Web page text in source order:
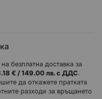
крепежни
на кабелите като
безплатна доставка за
€ / 149.00 лв. с ДДС.
да откажете пратката
разходи за връщането